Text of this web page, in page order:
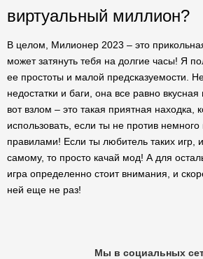
виртуальный миллион?
В целом, Милионер 2023 – это
может затянуть тебя на долгие часы! Я
ее простоты и малой предсказуемости.
недостатки и баги, она все равно
вот взлом – это такая приятная находка,
использовать, если ты не против немного
правилами! Если ты любитель таких игр,
самому, то просто качай мод! А для
игра определенно стоит внимания, и
ней еще не раз!
Мы в социальных